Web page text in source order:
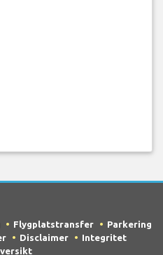
Flygplatstransfer
Parkering
Disclaimer
Integritet